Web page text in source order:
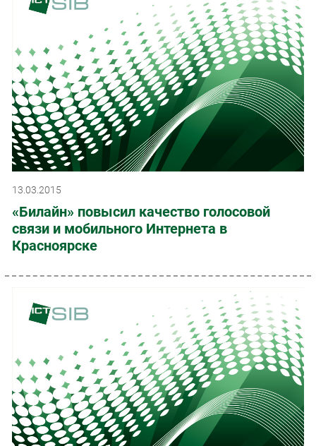
13.03.2015
«Билайн» повысил качество голосовой
связи и мобильного Интернета в
Красноярске